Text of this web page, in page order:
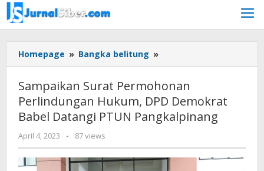
Skip
to
content
Homepage » Bangka belitung »
Surat
Perlindungan
Hukum,
DPD
Demokrat
Datangi
Sampaikan Surat Permohonan
Perlindungan Hukum, DPD Demokrat
Babel Datangi PTUN Pangkalpinang
April 4, 2023
by
Jurnalsiber
- 87 views